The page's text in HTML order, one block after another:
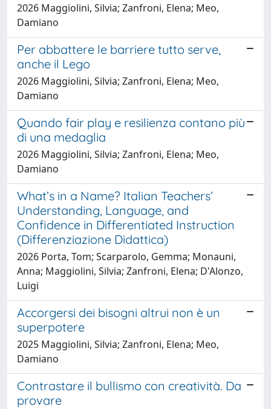
2026 Maggiolini, Silvia; Zanfroni, Elena; Meo,
Damiano
Per abbattere le barriere tutto serve,
anche il Lego
2026 Maggiolini, Silvia; Zanfroni, Elena; Meo,
Damiano
Quando fair play e resilienza contano più
di una medaglia
2026 Maggiolini, Silvia; Zanfroni, Elena; Meo,
Damiano
What’s in a Name? Italian Teachers’
Understanding, Language, and
Confidence in Differentiated Instruction
(Differenziazione Didattica)
2026 Porta, Tom; Scarparolo, Gemma; Monauni,
Anna; Maggiolini, Silvia; Zanfroni, Elena; D'Alonzo,
Luigi
Accorgersi dei bisogni altrui non è un
superpotere
2025 Maggiolini, Silvia; Zanfroni, Elena; Meo,
Damiano
Contrastare il bullismo con creatività. Da
provare